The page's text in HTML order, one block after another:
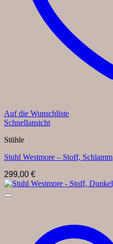
Auf die Wunschliste
Schnellansicht
Stühle
Stuhl Westmore – Stoff, Schlamm
299,00 €